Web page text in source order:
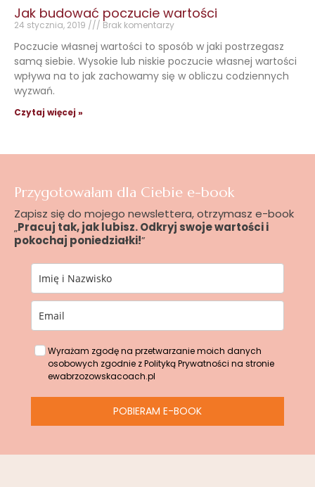
Jak budować poczucie wartości
24 stycznia, 2019 Brak komentarzy
Poczucie własnej wartości to sposób w jaki postrzegasz
samą siebie. Wysokie lub niskie poczucie własnej wartości
wpływa na to jak zachowamy się w obliczu codziennych
wyzwań.
Czytaj więcej »
Przygotowałam dla Ciebie e-book
Zapisz się do mojego newslettera, otrzymasz e-book
„Pracuj tak, jak lubisz. Odkryj swoje wartości i
pokochaj poniedziałki!”
Wyrażam zgodę na przetwarzanie moich danych
osobowych zgodnie z Polityką Prywatności na stronie
ewabrzozowskacoach.pl
POBIERAM E-BOOK